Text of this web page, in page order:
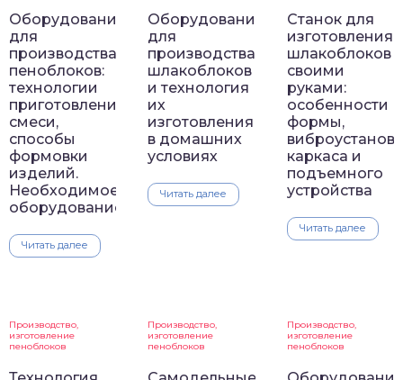
Оборудование
для
производства
пеноблоков:
технологии
приготовления
смеси,
способы
формовки
изделий.
Необходимое
оборудование
Читать далее
Оборудование
для
производства
шлакоблоков
и технология
их
изготовления
в домашних
условиях
Читать далее
Станок для
изготовления
шлакоблоков
своими
руками:
особенности
формы,
каркаса и
подъемного
устройства
Читать далее
Производство,
изготовление
пеноблоков
Производство,
изготовление
пеноблоков
Производство,
изготовление
пеноблоков